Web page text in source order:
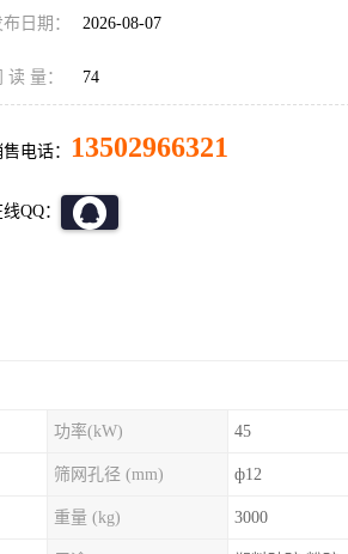
日期： 2026-08-07
读 量： 74
电话： 13502966321
QQ：
功率(kW) 45
筛网孔径 (mm) ф12
重量 (kg) 3000